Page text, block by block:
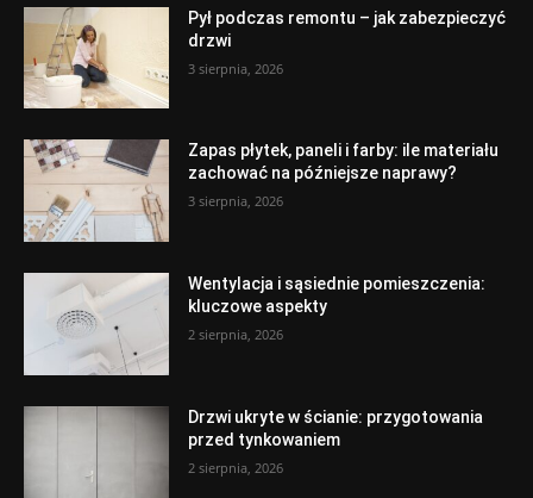
Pył podczas remontu – jak zabezpieczyć
drzwi
3 sierpnia, 2026
Zapas płytek, paneli i farby: ile materiału
zachować na późniejsze naprawy?
3 sierpnia, 2026
Wentylacja i sąsiednie pomieszczenia:
kluczowe aspekty
2 sierpnia, 2026
Drzwi ukryte w ścianie: przygotowania
przed tynkowaniem
2 sierpnia, 2026